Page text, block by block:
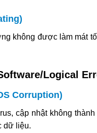
không được làm mát
Logical
Corruption)
cập nhật không
dữ liệu.